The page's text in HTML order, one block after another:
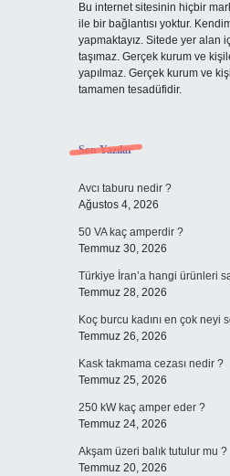
Bu internet sitesinin hiçbir
ile bir bağlantısı yoktur.
yapmaktayız. Sitede yer alan
taşımaz. Gerçek kurum ve
yapılmaz. Gerçek kurum ve
tamamen tesadüfidir.
Son Yazılar
Avcı taburu nedir ?
Ağustos 4, 2026
50 VA kaç amperdir ?
Temmuz 30, 2026
Türkiye İran’a hangi ürünleri
Temmuz 28, 2026
Koç burcu kadını en çok neyi
Temmuz 26, 2026
Kask takmama cezası nedir ?
Temmuz 25, 2026
250 kW kaç amper eder ?
Temmuz 24, 2026
Akşam üzeri balık tutulur mu ?
Temmuz 20, 2026